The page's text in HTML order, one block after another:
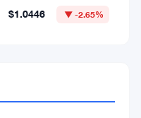
$1.0446 ▼ -2.65%